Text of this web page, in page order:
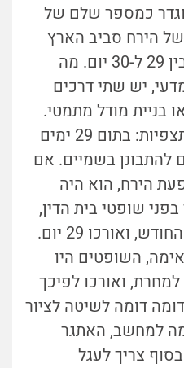
כמספר שלם של
הירח סביב הארץ
הוא מספר שאינו שלם בין 29 ל-30 יום. מה
יש שתי דרכים
בניית מודל מתמטי.
השיטה הקדומה הייתה תצפיות: בתום 29 ימים
בשמיים. אם
הירח, הוא היה
שופטי בית הדין,
והללו היו פוסקים שתם החודש, ואורכו 29 יום.
השופטים היו
ואורכו לפיכך
דומה לשיטה לציור
[1], ובדומה למחשב, האתגר
צריך לעגל